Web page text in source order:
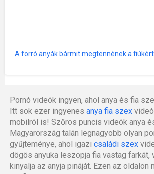
A forró anyák bármit megtennének a fiúkért
Pornó videók ingyen, ahol anya és fia
Itt sok ezer ingyenes anya fia szex
mobilról is! Szőrös puncis videók anya
Magyarország talán legnagyobb olyan
gyűjteménye, ahol igazi családi szex
dögös anyuka leszopja fia vastag farkát,
kinyalja az anyja pináját. Ezen az oldalon